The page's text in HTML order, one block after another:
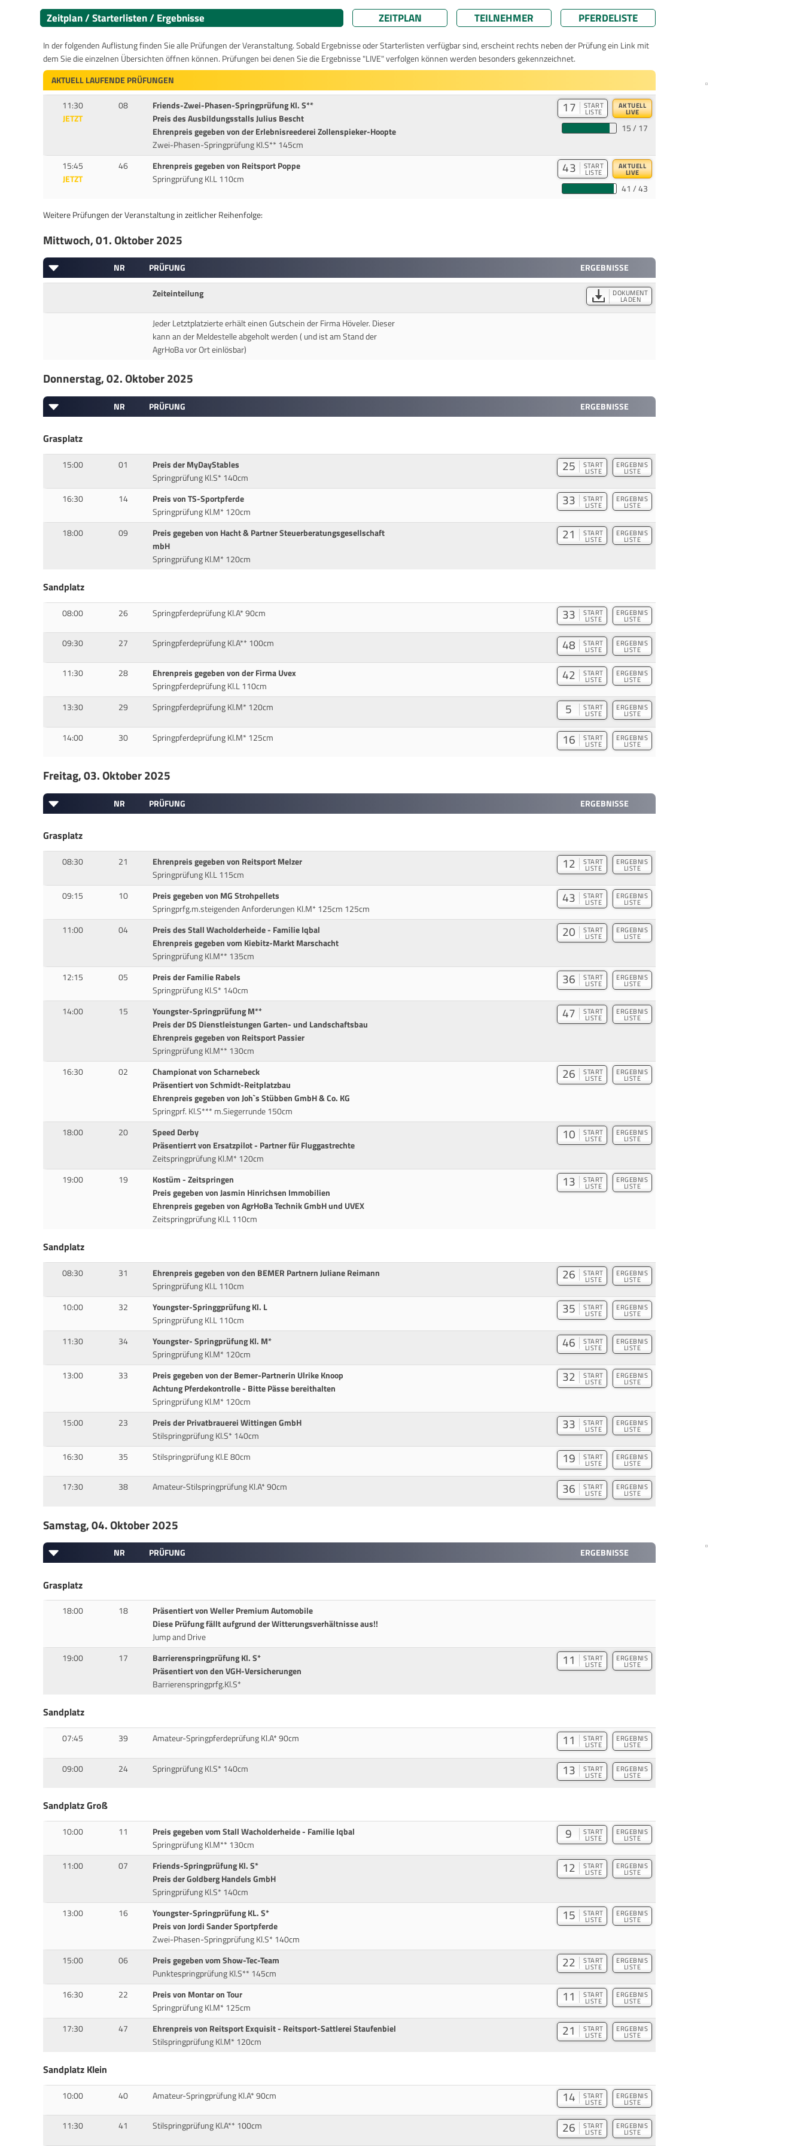
Zeitplan / Starterlisten / Ergebnisse ZEITPLAN TEILNEHMER PFERDELISTE
In der folgenden Auflistung finden Sie alle Prüfungen der Veranstaltung. Sobald Ergebnisse oder Starterlisten verfügbar sind, erscheint rechts neben der Prüfung ein Link mit
dem Sie die einzelnen Übersichten öffnen können. Prüfungen bei denen Sie die Ergebnisse "LIVE" verfolgen können werden besonders gekennzeichnet.
AKTUELL LAUFENDE PRÜFUNGEN
11:30
JETZT
08
Friends-Zwei-Phasen-Springprüfung Kl. S**
Preis des Ausbildungsstalls Julius Bescht
Ehrenpreis gegeben von der Erlebnisreederei Zollenspieker-Hoopte
Zwei-Phasen-Springprüfung Kl.S** 145cm
17 START
LISTE
AKTUELL
LIVE
15 / 17
15:45
JETZT
46
Ehrenpreis gegeben von Reitsport Poppe
Springprüfung Kl.L 110cm
43 START
LISTE
AKTUELL
LIVE
41 / 43
Weitere Prüfungen der Veranstaltung in zeitlicher Reihenfolge:
Mittwoch, 01. Oktober 2025
NR PRÜFUNG
ERGEBNISSE
Zeiteinteilung
DOKUMENT
LADEN
Jeder Letztplatzierte erhält einen Gutschein der Firma Höveler. Dieser
kann an der Meldestelle abgeholt werden ( und ist am Stand der
AgrHoBa vor Ort einlösbar)
Donnerstag, 02. Oktober 2025
NR PRÜFUNG ERGEBNISSE
Grasplatz
15:00 01
Preis der MyDayStables
Springprüfung Kl.S* 140cm
25 START
LISTE
ERGEBNIS
LISTE
16:30 14
Preis von TS-Sportpferde
Springprüfung Kl.M* 120cm
33 START
LISTE
ERGEBNIS
LISTE
18:00 09
Preis gegeben von Hacht & Partner Steuerberatungsgesellschaft
mbH
Springprüfung Kl.M* 120cm
21 START
LISTE
ERGEBNIS
LISTE
Sandplatz
08:00 26 Springpferdeprüfung Kl.A* 90cm 33 START
LISTE
ERGEBNIS
LISTE
09:30 27 Springpferdeprüfung Kl.A** 100cm 48 START
LISTE
ERGEBNIS
LISTE
11:30 28
Ehrenpreis gegeben von der Firma Uvex
Springpferdeprüfung Kl.L 110cm
42 START
LISTE
ERGEBNIS
LISTE
13:30 29 Springpferdeprüfung Kl.M* 120cm 5 START
LISTE
ERGEBNIS
LISTE
14:00 30 Springpferdeprüfung Kl.M* 125cm 16 START
LISTE
ERGEBNIS
LISTE
Freitag, 03. Oktober 2025
NR PRÜFUNG ERGEBNISSE
Grasplatz
08:30 21
Ehrenpreis gegeben von Reitsport Melzer
Springprüfung Kl.L 115cm
12 START
LISTE
ERGEBNIS
LISTE
09:15 10
Preis gegeben von MG Strohpellets
Springprfg.m.steigenden Anforderungen Kl.M* 125cm 125cm
43 START
LISTE
ERGEBNIS
LISTE
11:00 04
Preis des Stall Wacholderheide - Familie Iqbal
Ehrenpreis gegeben vom Kiebitz-Markt Marschacht
Springprüfung Kl.M** 135cm
20 START
LISTE
ERGEBNIS
LISTE
12:15 05
Preis der Familie Rabels
Springprüfung Kl.S* 140cm
36 START
LISTE
ERGEBNIS
LISTE
14:00 15
Youngster-Springprüfung M**
Preis der DS Dienstleistungen Garten- und Landschaftsbau
Ehrenpreis gegeben von Reitsport Passier
Springprüfung Kl.M** 130cm
47 START
LISTE
ERGEBNIS
LISTE
16:30 02
Championat von Scharnebeck
Präsentiert von Schmidt-Reitplatzbau
Ehrenpreis gegeben von Joh`s Stübben GmbH & Co. KG
Springprf. Kl.S*** m.Siegerrunde 150cm
26 START
LISTE
ERGEBNIS
LISTE
18:00 20
Speed Derby
Präsentierrt von Ersatzpilot - Partner für Fluggastrechte
Zeitspringprüfung Kl.M* 120cm
10 START
LISTE
ERGEBNIS
LISTE
19:00 19
Kostüm - Zeitspringen
Preis gegeben von Jasmin Hinrichsen Immobilien
Ehrenpreis gegeben von AgrHoBa Technik GmbH und UVEX
Zeitspringprüfung Kl.L 110cm
13 START
LISTE
ERGEBNIS
LISTE
Sandplatz
08:30 31
Ehrenpreis gegeben von den BEMER Partnern Juliane Reimann
Springprüfung Kl.L 110cm
26 START
LISTE
ERGEBNIS
LISTE
10:00 32
Youngster-Springgprüfung Kl. L
Springprüfung Kl.L 110cm
35 START
LISTE
ERGEBNIS
LISTE
11:30 34
Youngster- Springprüfung Kl. M*
Springprüfung Kl.M* 120cm
46 START
LISTE
ERGEBNIS
LISTE
13:00 33
Preis gegeben von der Bemer-Partnerin Ulrike Knoop
Achtung Pferdekontrolle - Bitte Pässe bereithalten
Springprüfung Kl.M* 120cm
32 START
LISTE
ERGEBNIS
LISTE
15:00 23
Preis der Privatbrauerei Wittingen GmbH
Stilspringprüfung Kl.S* 140cm
33 START
LISTE
ERGEBNIS
LISTE
16:30 35 Stilspringprüfung Kl.E 80cm 19 START
LISTE
ERGEBNIS
LISTE
17:30 38 Amateur-Stilspringprüfung Kl.A* 90cm 36 START
LISTE
ERGEBNIS
LISTE
Samstag, 04. Oktober 2025
NR PRÜFUNG ERGEBNISSE
Grasplatz
18:00 18
Präsentiert von Weller Premium Automobile
Diese Prüfung fällt aufgrund der Witterungsverhältnisse aus!!
Jump and Drive
19:00
17
Barrierenspringprüfung Kl. S*
Präsentiert von den VGH-Versicherungen
Barrierenspringprfg.Kl.S*
11 START
LISTE
ERGEBNIS
LISTE
Sandplatz
07:45 39 Amateur-Springpferdeprüfung Kl.A* 90cm 11 START
LISTE
ERGEBNIS
LISTE
09:00 24 Springprüfung Kl.S* 140cm 13 START
LISTE
ERGEBNIS
LISTE
Sandplatz Groß
10:00 11
Preis gegeben vom Stall Wacholderheide - Familie Iqbal
Springprüfung Kl.M** 130cm
9 START
LISTE
ERGEBNIS
LISTE
11:00 07
Friends-Springprüfung Kl. S*
Preis der Goldberg Handels GmbH
Springprüfung Kl.S* 140cm
12 START
LISTE
ERGEBNIS
LISTE
13:00 16
Youngster-Springprüfung KL. S*
Preis von Jordi Sander Sportpferde
Zwei-Phasen-Springprüfung Kl.S* 140cm
15 START
LISTE
ERGEBNIS
LISTE
15:00 06
Preis gegeben vom Show-Tec-Team
Punktespringprüfung Kl.S** 145cm
22 START
LISTE
ERGEBNIS
LISTE
16:30 22
Preis von Montar on Tour
Springprüfung Kl.M* 125cm
11 START
LISTE
ERGEBNIS
LISTE
17:30 47
Ehrenpreis von Reitsport Exquisit - Reitsport-Sattlerei Staufenbiel
Stilspringprüfung Kl.M* 120cm
21 START
LISTE
ERGEBNIS
LISTE
Sandplatz Klein
10:00 40 Amateur-Springprüfung Kl.A* 90cm 14 START
LISTE
ERGEBNIS
LISTE
11:30 41 Stilspringprüfung Kl.A** 100cm 26 START
LISTE
ERGEBNIS
LISTE